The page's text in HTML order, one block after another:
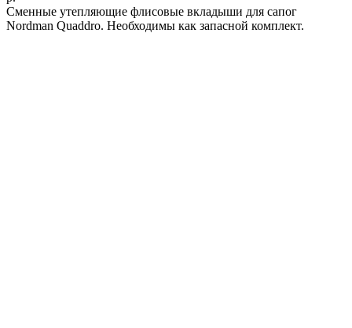
Сменные утепляющие флисовые вкладыши для сапог
Nordman Quaddro. Необходимы как запасной комплект.